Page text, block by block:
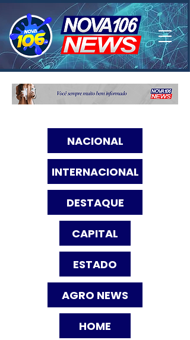
NACIONAL
INTERNACIONAL
DESTAQUE
CAPITAL
ESTADO
AGRO NEWS
HOME